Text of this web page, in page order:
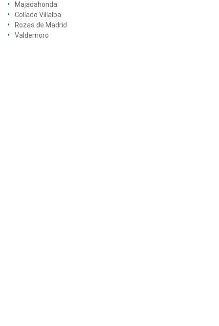
Majadahonda
Collado Villalba
Rozas de Madrid
Valdemoro